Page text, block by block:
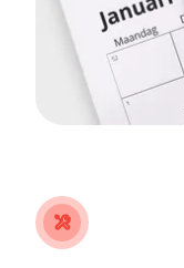
tools